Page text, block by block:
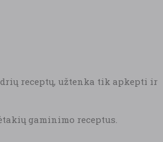
receptų, užtenka tik apkepti ir
gaminimo receptus.